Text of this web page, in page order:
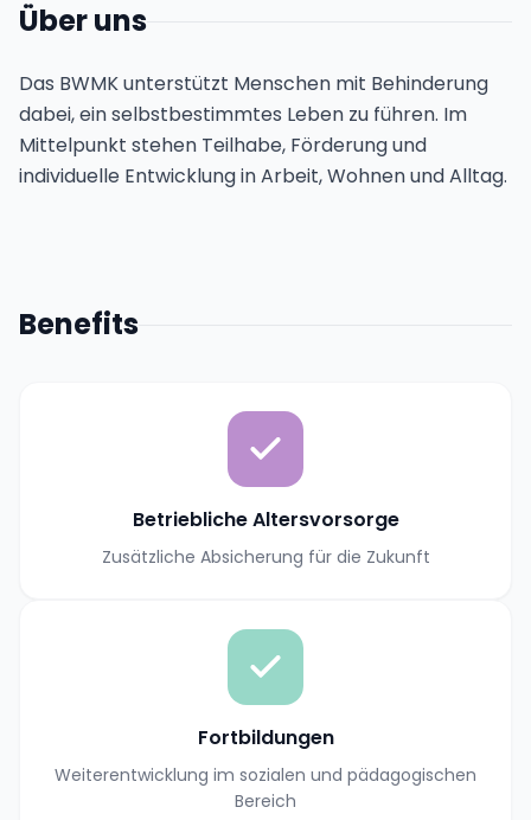
Über uns
Das BWMK unterstützt Menschen mit Behinderung
dabei, ein selbstbestimmtes Leben zu führen. Im
Mittelpunkt stehen Teilhabe, Förderung und
individuelle Entwicklung in Arbeit, Wohnen und Alltag.
Benefits
Betriebliche Altersvorsorge
Zusätzliche Absicherung für die Zukunft
Fortbildungen
Weiterentwicklung im sozialen und pädagogischen
Bereich